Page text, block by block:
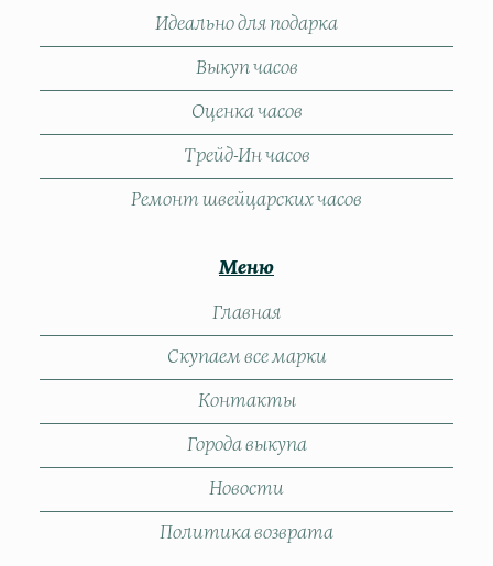
Идеально для подарка
Выкуп часов
Оценка часов
Трейд-Ин часов
Ремонт швейцарских часов
Меню
Главная
Скупаем все марки
Контакты
Города выкупа
Новости
Политика возврата